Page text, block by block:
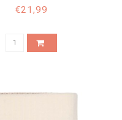
HAZEL
€21,99